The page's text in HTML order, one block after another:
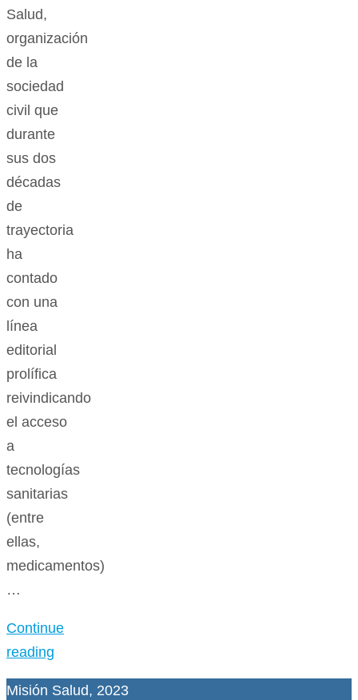
Salud,
organización
de la
sociedad
civil que
durante
sus dos
décadas
de
trayectoria
ha
contado
con una
línea
editorial
prolífica
reivindicando
el acceso
a
tecnologías
sanitarias
(entre
ellas,
medicamentos)
…
Continue
reading
Misión Salud, 2023